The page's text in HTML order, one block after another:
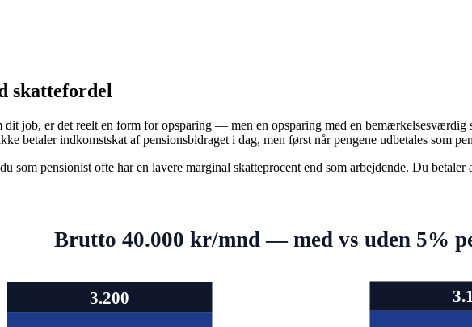
skattefordel
dit job, er det reelt en form for opsparing — men en opsparing med en
betaler indkomstskat af pensionsbidraget i dag, men først når pengene udbetales som
som pensionist ofte har en lavere marginal skatteprocent end som arbejdende. Du
Brutto 40.000 kr/mnd — med vs uden 5%
3.200